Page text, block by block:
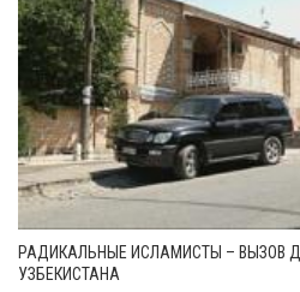
РАДИКАЛЬНЫЕ ИСЛАМИСТЫ – ВЫЗОВ
УЗБЕКИСТАНА